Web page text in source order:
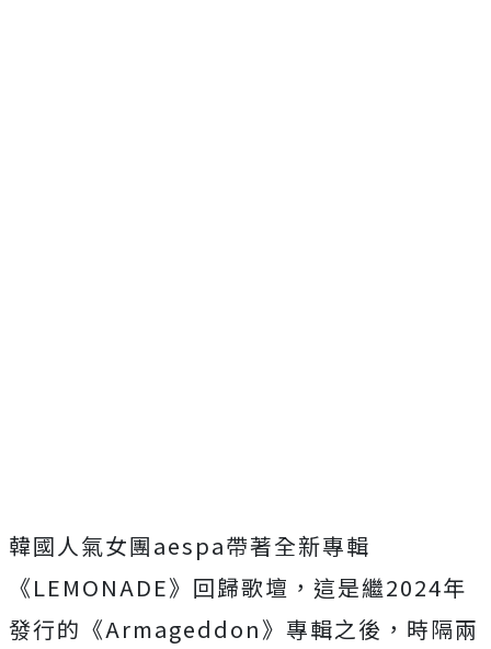
韓國人氣女團aespa帶著全新專輯
《LEMONADE》 回歸歌壇，這是繼2024年
發行的《Armageddon》 專輯之後，時隔兩